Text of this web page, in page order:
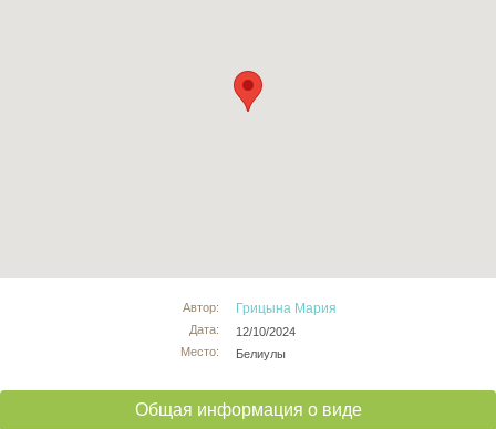
Автор:
Дата:
Место:
Грицына Мария
12/10/2024
Белиулы
Общая информация о виде